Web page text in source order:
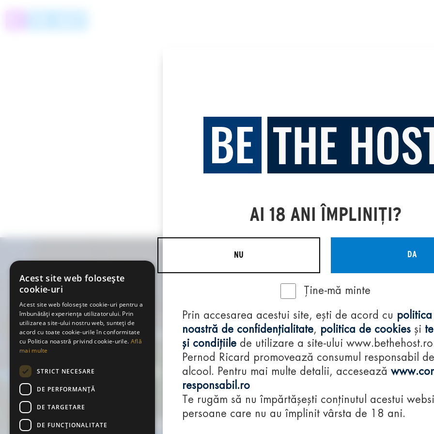
consumă-
AI 18 ANI ÎMPLINIȚI?
NU DA
Ține-mă minte
Prin accesarea acestui site, ești de acord cu politica
noastră de confidențialitate, politica de cookies și
și condițiile de utilizare a site-ului
Pernod Ricard promovează consumul responsabil de
alcool. Pentru mai multe detalii, accesează
responsabil.ro
Te rugăm să nu împărtășești conținutul acestui
persoane care nu au împlinit vârsta de 18 ani.
Acest site web folosește
cookie-uri
Acest site web folosește cookie-uri pentru a
îmbunătăți experiența utilizatorului. Prin
utilizarea site-ului nostru web, sunteți de
acord cu toate cookie-urile în conformitate
cu Politica noastră privind cookie-urile. Află
mai multe
STRICT NECESARE
DE PERFORMANȚĂ
DE TARGETARE
DE FUNCŢIONALITATE